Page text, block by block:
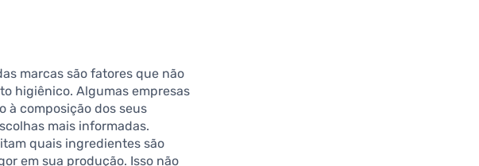
marcas são fatores que não
higiênico. Algumas empresas
à composição dos seus
mais informadas.
quais ingredientes são
em sua produção. Isso não